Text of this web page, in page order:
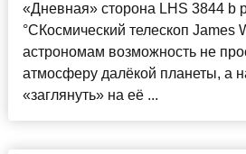
«Дневная» сторона LHS 3844 b
°CКосмический телескоп James
астрономам возможность не
атмосферу далёкой планеты, а
«заглянуть» на её ...